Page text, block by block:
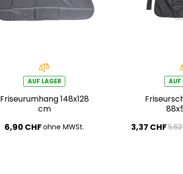
AUF LAGER
Friseurumhang 148x128
cm
6,90 CHFohne MWSt.
AUF
3,37 CHF